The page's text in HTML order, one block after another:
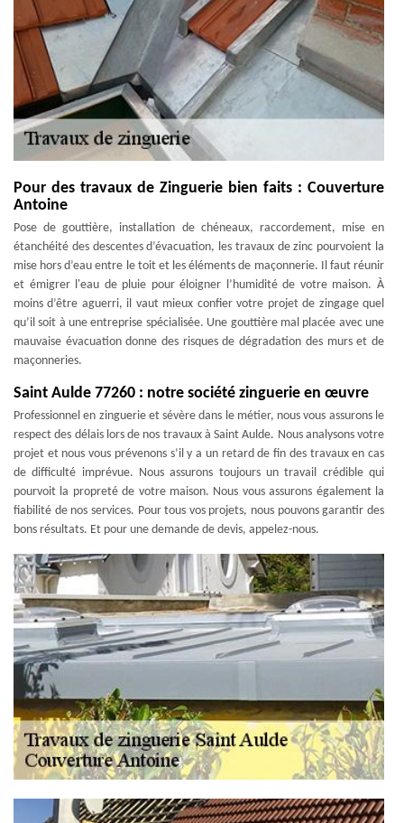
Pour des travaux de Zinguerie bien faits : Couverture
Antoine
Pose de gouttière, installation de chéneaux, raccordement, mise en
étanchéité des descentes d’évacuation, les travaux de zinc pourvoient la
mise hors d’eau entre le toit et les éléments de maçonnerie. Il faut réunir
et émigrer l'eau de pluie pour éloigner l’humidité de votre maison. À
moins d’être aguerri, il vaut mieux confier votre projet de zingage quel
qu’il soit à une entreprise spécialisée. Une gouttière mal placée avec une
mauvaise évacuation donne des risques de dégradation des murs et de
maçonneries.
Saint Aulde 77260 : notre société zinguerie en œuvre
Professionnel en zinguerie et sévère dans le métier, nous vous assurons le
respect des délais lors de nos travaux à Saint Aulde. Nous analysons votre
projet et nous vous prévenons s’il y a un retard de fin des travaux en cas
de difficulté imprévue. Nous assurons toujours un travail crédible qui
pourvoit la propreté de votre maison. Nous vous assurons également la
fiabilité de nos services. Pour tous vos projets, nous pouvons garantir des
bons résultats. Et pour une demande de devis, appelez-nous.